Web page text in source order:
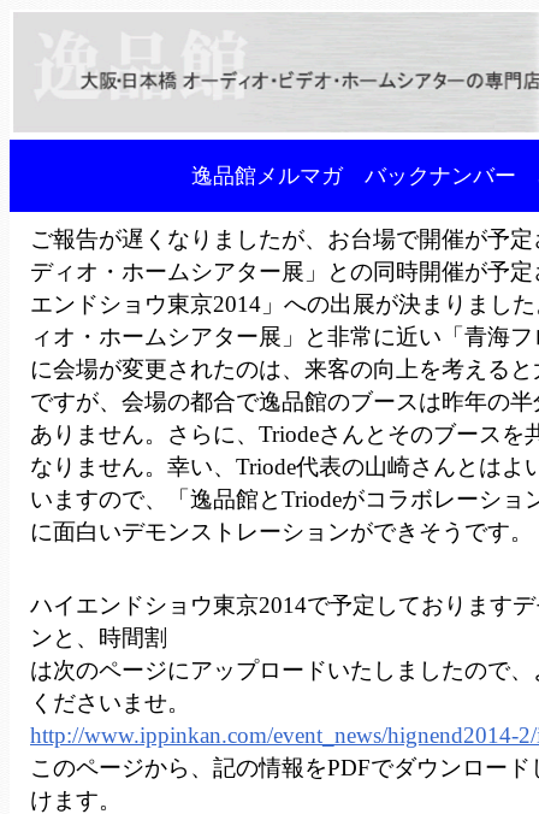
逸品館メルマガ バックナンバー
ご報告が遅くなりましたが、お台場で開催が予
ディオ・ホームシアター展」との同時開催が予
エンドショウ東京2014」への出展が決まりまし
ィオ・ホームシアター展」と非常に近い「青海
に会場が変更されたのは、来客の向上を考える
ですが、会場の都合で逸品館のブースは昨年の
ありません。さらに、Triodeさんとそのブースを
なりません。幸い、Triode代表の山崎さんとはよ
いますので、「逸品館とTriodeがコラボレーショ
に面白いデモンストレーションができそうです。
ハイエンドショウ東京2014で予定しております
ンと、時間割
は次のページにアップロードいたしましたので
くださいませ。
http://www.ippinkan.com/event_news/hignend2014-
このページから、記の情報をPDFでダウンロー
けます。